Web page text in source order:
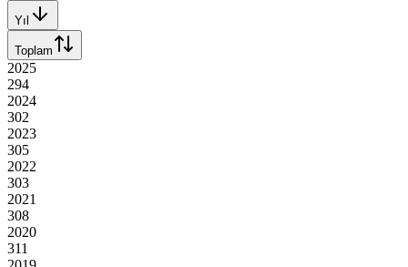
Yıl
Toplam
2025
294
2024
302
2023
305
2022
303
2021
308
2020
311